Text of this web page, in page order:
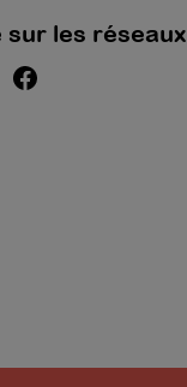
sur les réseaux
Facebook